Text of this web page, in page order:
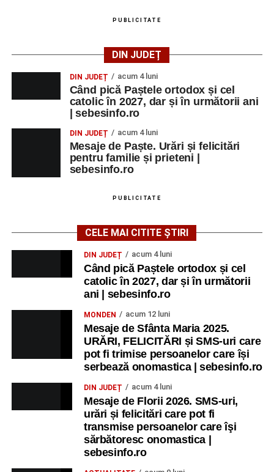
PUBLICITATE
DIN JUDEȚ
DIN JUDEȚ acum 4 luni
Când pică Paștele ortodox și cel
catolic în 2027, dar și în următorii ani
| sebesinfo.ro
DIN JUDEȚ acum 4 luni
Mesaje de Paște. Urări și felicitări
pentru familie și prieteni |
sebesinfo.ro
PUBLICITATE
CELE MAI CITITE ȘTIRI
DIN JUDEȚ acum 4 luni
Când pică Paștele ortodox și cel
catolic în 2027, dar și în următorii
ani | sebesinfo.ro
MONDEN acum 12 luni
Mesaje de Sfânta Maria 2025.
URĂRI, FELICITĂRI și SMS-uri care
pot fi trimise persoanelor care își
serbează onomastica | sebesinfo.ro
DIN JUDEȚ acum 4 luni
Mesaje de Florii 2026. SMS-uri,
urări și felicitări care pot fi
transmise persoanelor care îşi
sărbătoresc onomastica |
sebesinfo.ro